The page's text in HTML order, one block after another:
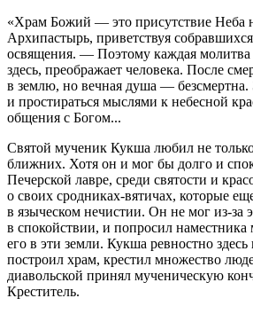
«Храм Божий — это присутствие Неба
Архипастырь, приветствуя
освящения. — Поэтому каждая молитва
здесь, преображает человека. После
в землю, но вечная душа —
и простираться мыслями к небесной
общения с Богом...
Святой мученик Кукша любил не
ближних. Хотя он и мог бы долго и
Печерской лавре, среди святости и
о своих сродниках-вятичах, которые
в языческом нечистии. Он не мог из-за
в спокойствии, и попросил наместника
его в эти земли. Кукша ревностно здесь
построил храм, крестил множество
диавольской принял мученическую
Креститель.